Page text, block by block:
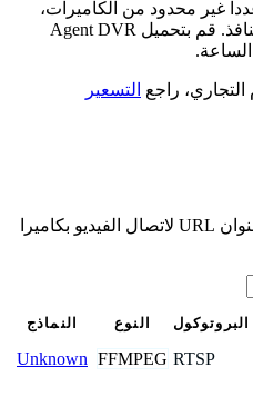
غير محدود من الكاميرات،
ويوفر وصولا بعيدا بدون توجيه المنافذ. قم بتحميل Agent DVR
راجع التسعير
نصيحة: انقر فوق النموذج لتوليد عنوان URL لاتصال الفيديو بكاميرا
النماذج النوع البروتوكول
Unknown FFMPEG RTSP